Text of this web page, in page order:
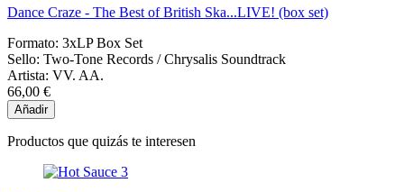
Dance Craze - The Best of British Ska...LIVE! (box set)
Formato: 3xLP Box Set
Sello: Two-Tone Records / Chrysalis Soundtrack
Artista: VV. AA.
66,00 €
Añadir
Productos que quizás te interesen